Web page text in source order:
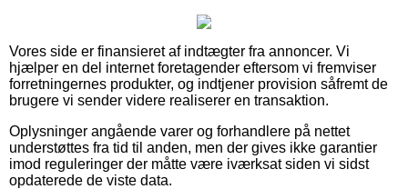
Vores side er finansieret af indtægter fra annoncer. Vi
hjælper en del internet foretagender eftersom vi fremviser
forretningernes produkter, og indtjener provision såfremt de
brugere vi sender videre realiserer en transaktion.
Oplysninger angående varer og forhandlere på nettet
understøttes fra tid til anden, men der gives ikke garantier
imod reguleringer der måtte være iværksat siden vi sidst
opdaterede de viste data.